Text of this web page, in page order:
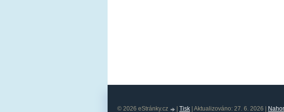
© 2026 eStránky.cz Tisk Aktualizováno: 27. 6. 2026